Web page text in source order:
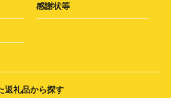
感謝状等
返礼品から探す